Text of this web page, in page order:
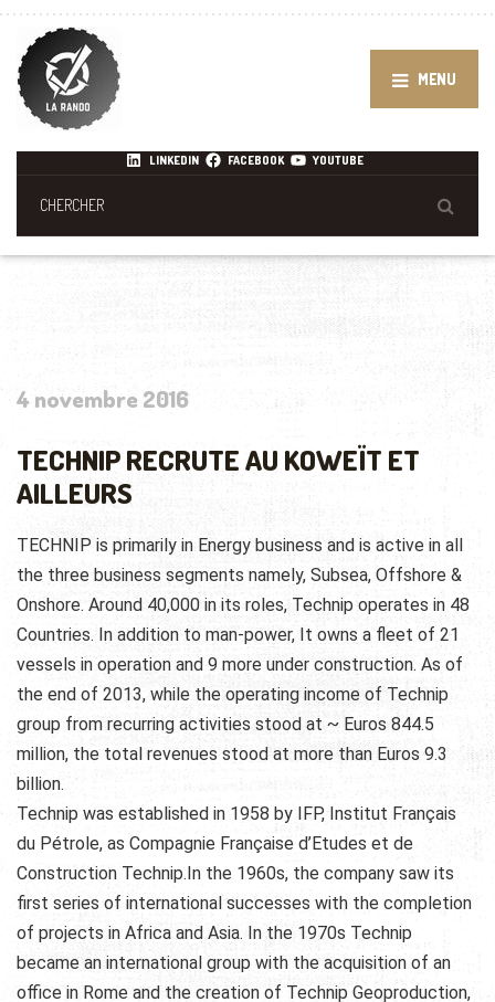
MENU
LINKEDIN FACEBOOK YOUTUBE
4 novembre 2016
TECHNIP RECRUTE AU KOWEÏT ET
AILLEURS
TECHNIP is primarily in Energy business and is active in all
the three business segments namely, Subsea, Offshore &
Onshore. Around 40,000 in its roles, Technip operates in 48
Countries. In addition to man-power, It owns a fleet of 21
vessels in operation and 9 more under construction. As of
the end of 2013, while the operating income of Technip
group from recurring activities stood at ~ Euros 844.5
million, the total revenues stood at more than Euros 9.3
billion.
Technip was established in 1958 by IFP, Institut Français
du Pétrole, as Compagnie Française d’Etudes et de
Construction Technip.In the 1960s, the company saw its
first series of international successes with the completion
of projects in Africa and Asia. In the 1970s Technip
became an international group with the acquisition of an
office in Rome and the creation of Technip Geoproduction,